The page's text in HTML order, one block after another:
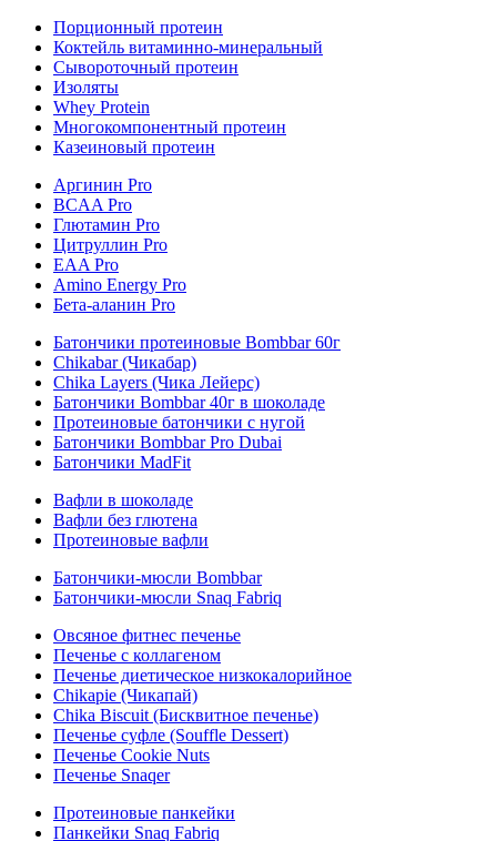
Порционный протеин
Коктейль витаминно-минеральный
Сывороточный протеин
Изоляты
Whey Protein
Многокомпонентный протеин
Казеиновый протеин
Аргинин Pro
BCAA Pro
Глютамин Pro
Цитруллин Pro
EAA Pro
Amino Energy Pro
Бета-аланин Pro
Батончики протеиновые Bombbar 60г
Chikabar (Чикабар)
Chika Layers (Чика Лейерс)
Батончики Bombbar 40г в шоколаде
Протеиновые батончики с нугой
Батончики Bombbar Pro Dubai
Батончики MadFit
Вафли в шоколаде
Вафли без глютена
Протеиновые вафли
Батончики-мюсли Bombbar
Батончики-мюсли Snaq Fabriq
Овсяное фитнес печенье
Печенье с коллагеном
Печенье диетическое низкокалорийное
Chikapie (Чикапай)
Chika Biscuit (Бисквитное печенье)
Печенье суфле (Souffle Dessert)
Печенье Cookie Nuts
Печенье Snaqer
Протеиновые панкейки
Панкейки Snaq Fabriq